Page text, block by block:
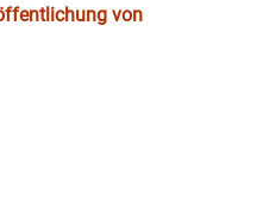
von